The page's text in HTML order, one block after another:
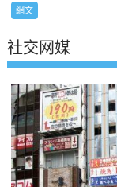
網文
社交网媒